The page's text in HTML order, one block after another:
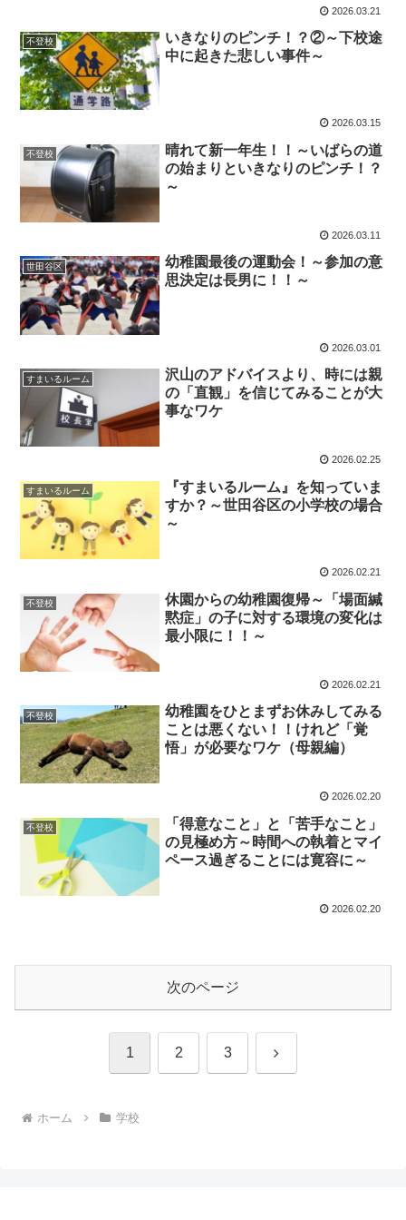
2026.03.21
不登校
いきなりのピンチ！？②～下校途
中に起きた悲しい事件～
2026.03.15
不登校
晴れて新一年生！！～いばらの道
の始まりといきなりのピンチ！？
～
2026.03.11
世田谷区
幼稚園最後の運動会！～参加の意
思決定は長男に！！～
2026.03.01
すまいるルーム
沢山のアドバイスより、時には親
の「直観」を信じてみることが大
事なワケ
2026.02.25
すまいるルーム
『すまいるルーム』を知っていま
すか？～世田谷区の小学校の場合
～
2026.02.21
不登校
休園からの幼稚園復帰～「場面緘
黙症」の子に対する環境の変化は
最小限に！！～
2026.02.21
不登校
幼稚園をひとまずお休みしてみる
ことは悪くない！！けれど「覚
悟」が必要なワケ（母親編）
2026.02.20
不登校
「得意なこと」と「苦手なこと」
の見極め方～時間への執着とマイ
ペース過ぎることには寛容に～
2026.02.20
次のページ
1 2 3 次
ホーム 学校